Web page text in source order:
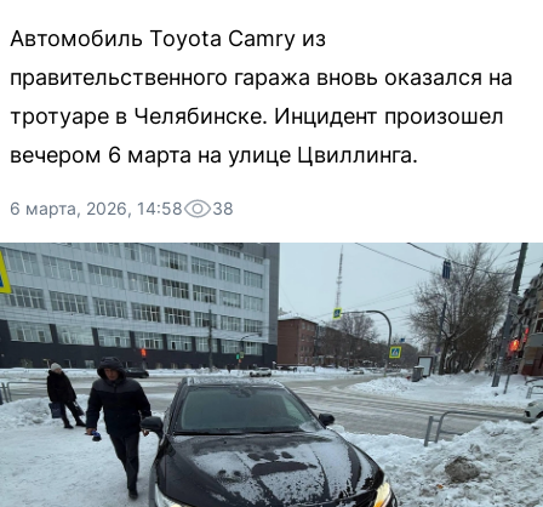
Автомобиль Toyota Camry из
правительственного гаража вновь оказался на
тротуаре в Челябинске. Инцидент произошел
вечером 6 марта на улице Цвиллинга.
6 марта, 2026, 14:58 38